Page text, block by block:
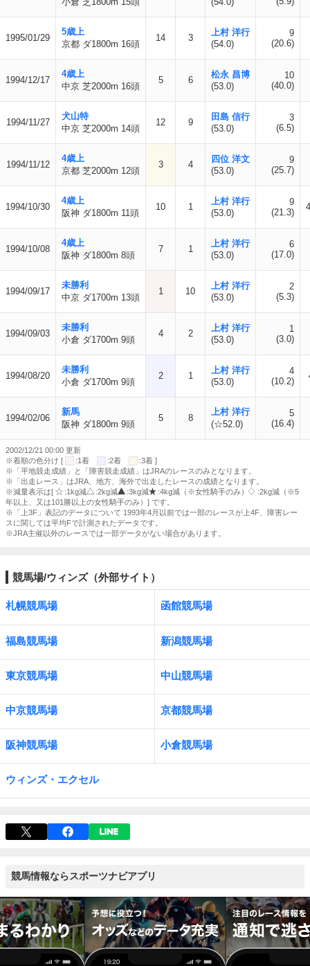
1995/01/29
5歳上
京都 ダ1800m 16頭
14 3
上村 洋行
(54.0)
9
(20.6)
1994/12/17
4歳上
中京 芝2000m 16頭
5 6
松永 昌博
(53.0)
10
(40.0)
1994/11/27
犬山特
中京 芝2000m 14頭
12 9
田島 信行
(53.0)
3
(6.5)
1994/11/12
4歳上
京都 芝2000m 12頭
3 4
四位 洋文
(53.0)
9
(25.7)
1994/10/30
4歳上
阪神 ダ1800m 11頭
10 1
上村 洋行
(53.0)
9
(21.3)
1994/10/08
4歳上
阪神 ダ1800m 8頭
7 1
上村 洋行
(53.0)
6
(17.0)
1994/09/17
未勝利
中京 ダ1700m 13頭
1 10
上村 洋行
(53.0)
2
(5.3)
1994/09/03
未勝利
小倉 ダ1700m 9頭
4 2
上村 洋行
(53.0)
1
(3.0)
1994/08/20
未勝利
小倉 ダ1700m 9頭
2 1
上村 洋行
(53.0)
4
(10.2)
1994/02/06
新馬
阪神 ダ1800m 9頭
5 8
上村 洋行
(☆52.0)
5
(16.4)
2002/12/21 00:00 更新
※着順の色分け [
:1着 :2着
:3着 ]
※「平地競走成績」と「障害競走成績」はJRAのレースのみとなります。
※「出走レース」はJRA、地方、海外で出走したレースの成績となります。
※減量表示は[
:1kg減 :2kg減 :3kg減 :4kg減（※女性騎手のみ）
:2kg減（※5
年以上、又は101勝以上の女性騎手のみ）] です。
※「上3F」表記のデータについて 1993年4月以前では一部のレースが上4F、障害レー
スに関しては平均Fで計測されたデータです。
※JRA主催以外のレースでは一部データがない場合があります。
競馬場/ウィンズ（外部サイト）
札幌競馬場 函館競馬場
福島競馬場 新潟競馬場
東京競馬場 中山競馬場
中京競馬場 京都競馬場
阪神競馬場 小倉競馬場
ウィンズ・エクセル
競馬情報ならスポーツナビアプリ